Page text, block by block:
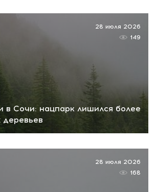
в Сочи: нацпарк лишился более
деревьев
28 июля 2026
149
28 июля 2026
168